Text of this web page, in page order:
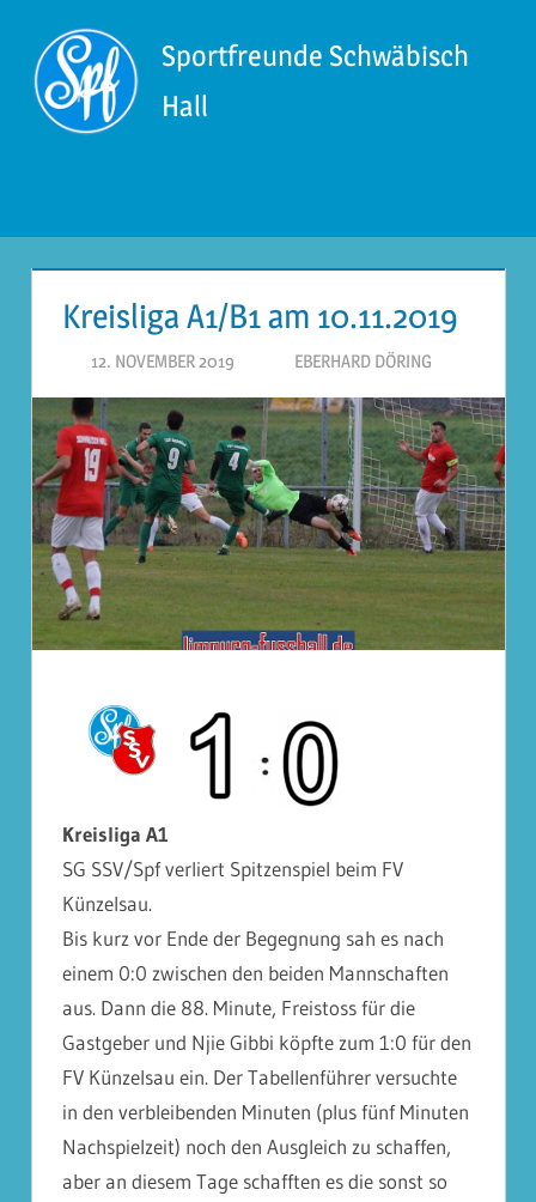
Inhalt
springen
Sportfreunde Schwäbisch
Hall
Kreisliga A1/B1 am 10.11.2019
12. NOVEMBER 2019 EBERHARD DÖRING
Kreisliga A1
SG SSV/Spf verliert Spitzenspiel beim FV
Künzelsau.
Bis kurz vor Ende der Begegnung sah es nach
einem 0:0 zwischen den beiden Mannschaften
aus. Dann die 88. Minute, Freistoss für die
Gastgeber und Njie Gibbi köpfte zum 1:0 für den
FV Künzelsau ein. Der Tabellenführer versuchte
in den verbleibenden Minuten (plus fünf Minuten
Nachspielzeit) noch den Ausgleich zu schaffen,
aber an diesem Tage schafften es die sonst so